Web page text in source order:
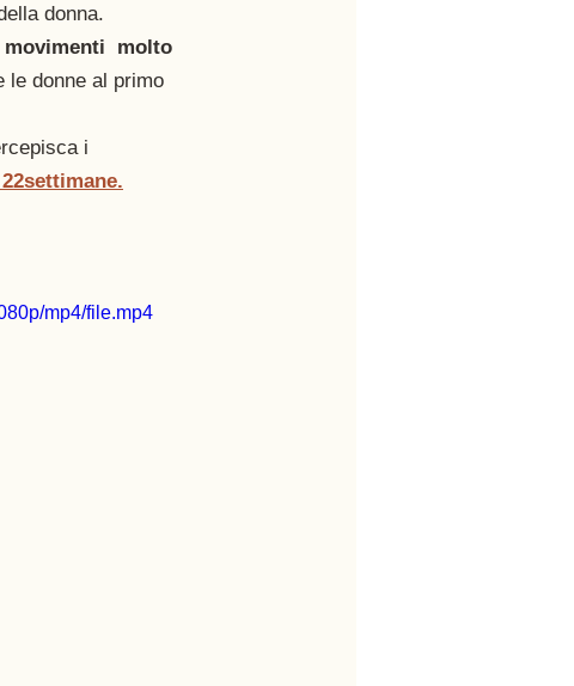
donna.
molto
le donne al primo
i
22settimane.
mp4/file.mp4